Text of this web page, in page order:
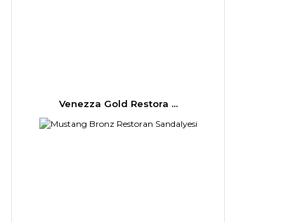
Venezza Gold Restora ...